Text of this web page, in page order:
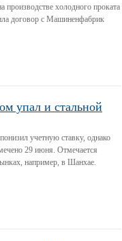
производстве холодного проката
договор с Машиненфабрик
упал и стальной
учетную ставку, однако
29 июня. Отмечается
например, в Шанхае.